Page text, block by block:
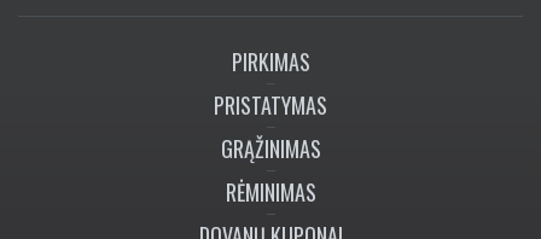
PIRKIMAS
PRISTATYMAS
GRĄŽINIMAS
RĖMINIMAS